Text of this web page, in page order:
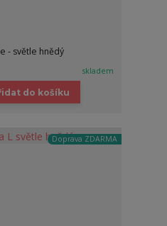
- světle hnědý
skladem
do košíku
Doprava ZDARMA